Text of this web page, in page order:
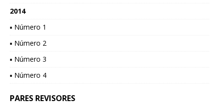
2014
▪ Número 1
▪ Número 2
▪ Número 3
▪ Número 4
PARES REVISORES